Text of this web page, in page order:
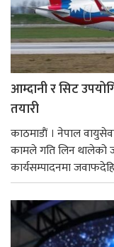
आम्दानी र सिट
तयारी
काठमाडाैं । नेपाल
कामले गति लिन थालेको
कार्यसम्पादनमा